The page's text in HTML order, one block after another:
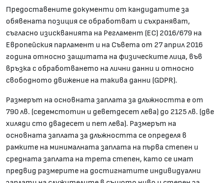
Предоставените документи от кандидатите за
обявената позиция се обработват и съхраняват,
съгласно изискванията на Регламент (ЕС) 2016/679 на
Европейския парламент и на Съвета от 27 април 2016
година относно защитата на физическите лица, във
връзка с обработването на лични данни и относно
свободното движение на такива данни (GDPR).
Размерът на основната заплата за длъжността е от
790 лв. (седемстотин и деветдесет лева) до 2125 лв. (две
хиляди сто двадесет и пет лева). Размерът на
основната заплата за длъжността се определя в
рамките на минималната заплата на първа степен и
средната заплата на трета степен, като се имат
предвид размерите на достигнатите индивидуални